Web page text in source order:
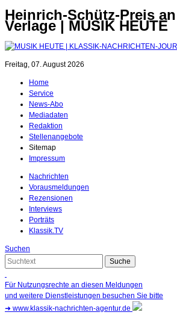
Heinrich-Schütz-Preis
Verlage | MUSIK HEUTE
Freitag, 07. August 2026
Home
Service
News-Abo
Mediadaten
Redaktion
Stellenangebote
Sitemap
Impressum
Nachrichten
Vorausmeldungen
Rezensionen
Interviews
Porträts
Klassik.TV
Suchen
Für Nutzungsrechte an diesen Meldungen
und weitere Dienstleistungen besuchen Sie bitte
➜ www.klassik-nachrichten-agentur.de